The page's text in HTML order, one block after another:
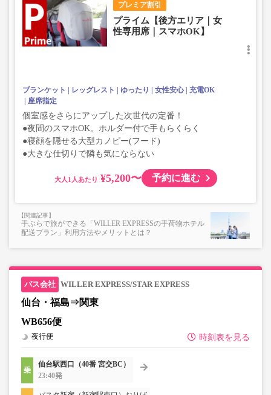
プレミア割引
プライム【後方エリア｜女
性専用席｜スマホOK】
ブランケット レッグレスト ゆったり 女性安心
充電OK
座席指定
個室感をさらにアップした次世代の定番！
●夜間のスマホOK。ホルダー付で手もらくらく
●寝顔を隠せる大型カノピー(フード)
●大きな仕切りで隣も気にならない
大人 ¥5,200〜 予約に進む
手ぶらで旅ができる「WILLER EXPRESSの手荷物ホテル
配送プラン」利用方法やメリットとは？
WILLER EXPRESS/STAR EXPRESS
仙台・福島⇒関東
WB656便
時刻表を見る
夜行便
仙台駅西口（40番 宮交BC）
23:40発